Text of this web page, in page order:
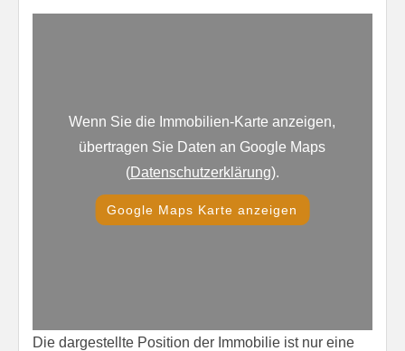
Wenn Sie die Immobilien-Karte anzeigen,
übertragen Sie Daten an Google Maps
(Datenschutzerklärung).
Google Maps Karte anzeigen
Die dargestellte Position der Immobilie ist nur eine